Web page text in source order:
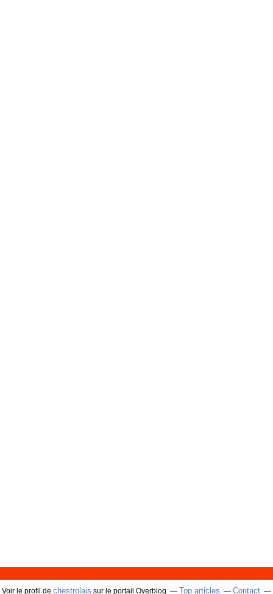
Voir le profil de chestrolais sur le portail Overblog Top articles Contact